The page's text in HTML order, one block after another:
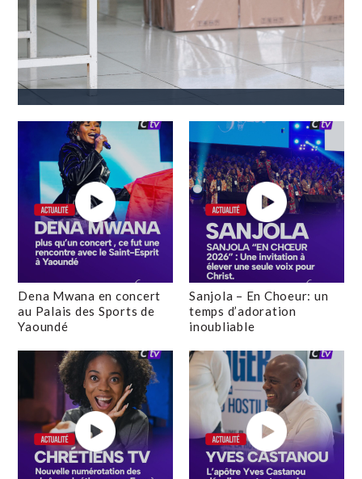
Dena Mwana en concert
au Palais des Sports de
Yaoundé
Sanjola – En Choeur: un
temps d’adoration
inoubliable